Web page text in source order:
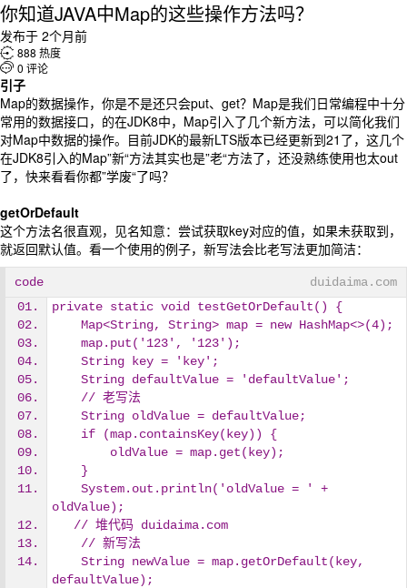
你知道JAVA中Map的这些操作方法吗？
发布于 2个月前
 888 热度
 0 评论
引子
Map的数据操作，你是不是还只会put、get？Map是我们日常编程中十分
常用的数据接口，的在JDK8中，Map引入了几个新方法，可以简化我们
对Map中数据的操作。目前JDK的最新LTS版本已经更新到21了，这几个
在JDK8引入的Map”新“方法其实也是”老“方法了，还没熟练使用也太out
了，快来看看你都”学废“了吗？
getOrDefault
这个方法名很直观，见名知意：尝试获取key对应的值，如果未获取到，
就返回默认值。看一个使用的例子，新写法会比老写法更加简洁：
code
duidaima.com
private static void testGetOrDefault() {
    Map<String, String> map = new HashMap<>(4);
    map.put('123', '123');
    String key = 'key';
    String defaultValue = 'defaultValue';
    // 老写法
    String oldValue = defaultValue;
    if (map.containsKey(key)) {
        oldValue = map.get(key);
    }
oldValue);
   // 堆代码 duidaima.com
    // 新写法
defaultValue);